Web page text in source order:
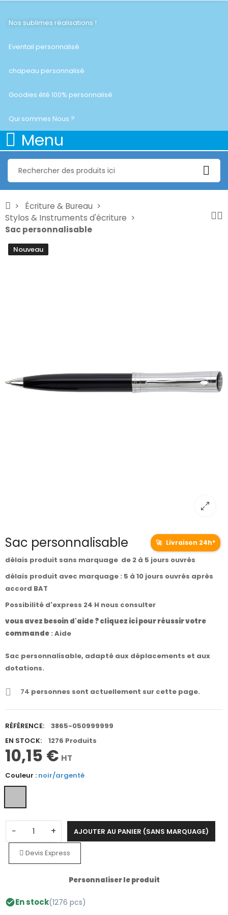
Nos sublimes réalisations !
Eventail personnalisé
chapeau personnalisé
Goodies été 100% personnalisé
Qui sommes Nous ?
Menu
Écriture & Bureau
Stylos & Instruments d'écriture
Sac personnalisable
Nouveau
Sac personnalisable 🚀 Livraison 24h*
délais produit sans marquage de 2 à 5 jours ouvrés
délais produit avec marquage : 5 à 10 jours ouvrés après
accord BAT
Possibilité d'express 24 H nous consulter
vous avez besoin d'aide ? cliquez ici pour réussir votre
commande : Aide
Sac personnalisable, adapté aux déplacements et aux
dotations.
74 personnes sont actuellement sur cette page.
RÉFÉRENCE:
3865-050999999
EN STOCK:
1276 Produits
10,15 € HT
Couleur : noir/argenté
− + AJOUTER AU PANIER (SANS MARQUAGE)
Devis Express
Personnaliser le produit
check_circleEn stock(1276 pcs)